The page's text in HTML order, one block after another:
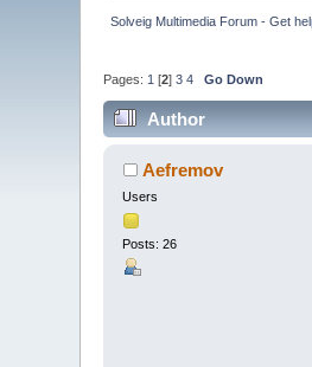
Solveig Multimedia Forum - Get
Pages: 1 [2]3 4 Go Down
Author
Aefremov
Users
Posts: 26